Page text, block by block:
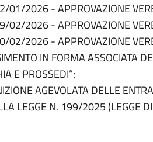
01/2026 - APPROVAZIONE
02/2026 - APPROVAZIONE
02/2026 - APPROVAZIONE
IN FORMA ASSOCIATA
E PROSSEDI”;
AGEVOLATA DELLE
LEGGE N. 199/2025 (LEGGE DI